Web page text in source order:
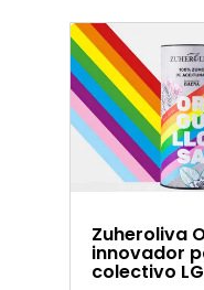
Zuheroliva
innovador
colectivo